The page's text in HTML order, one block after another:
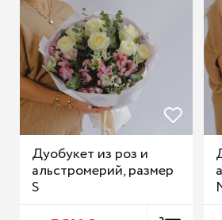
Дуобукет из роз и
альстромерий, размер
S